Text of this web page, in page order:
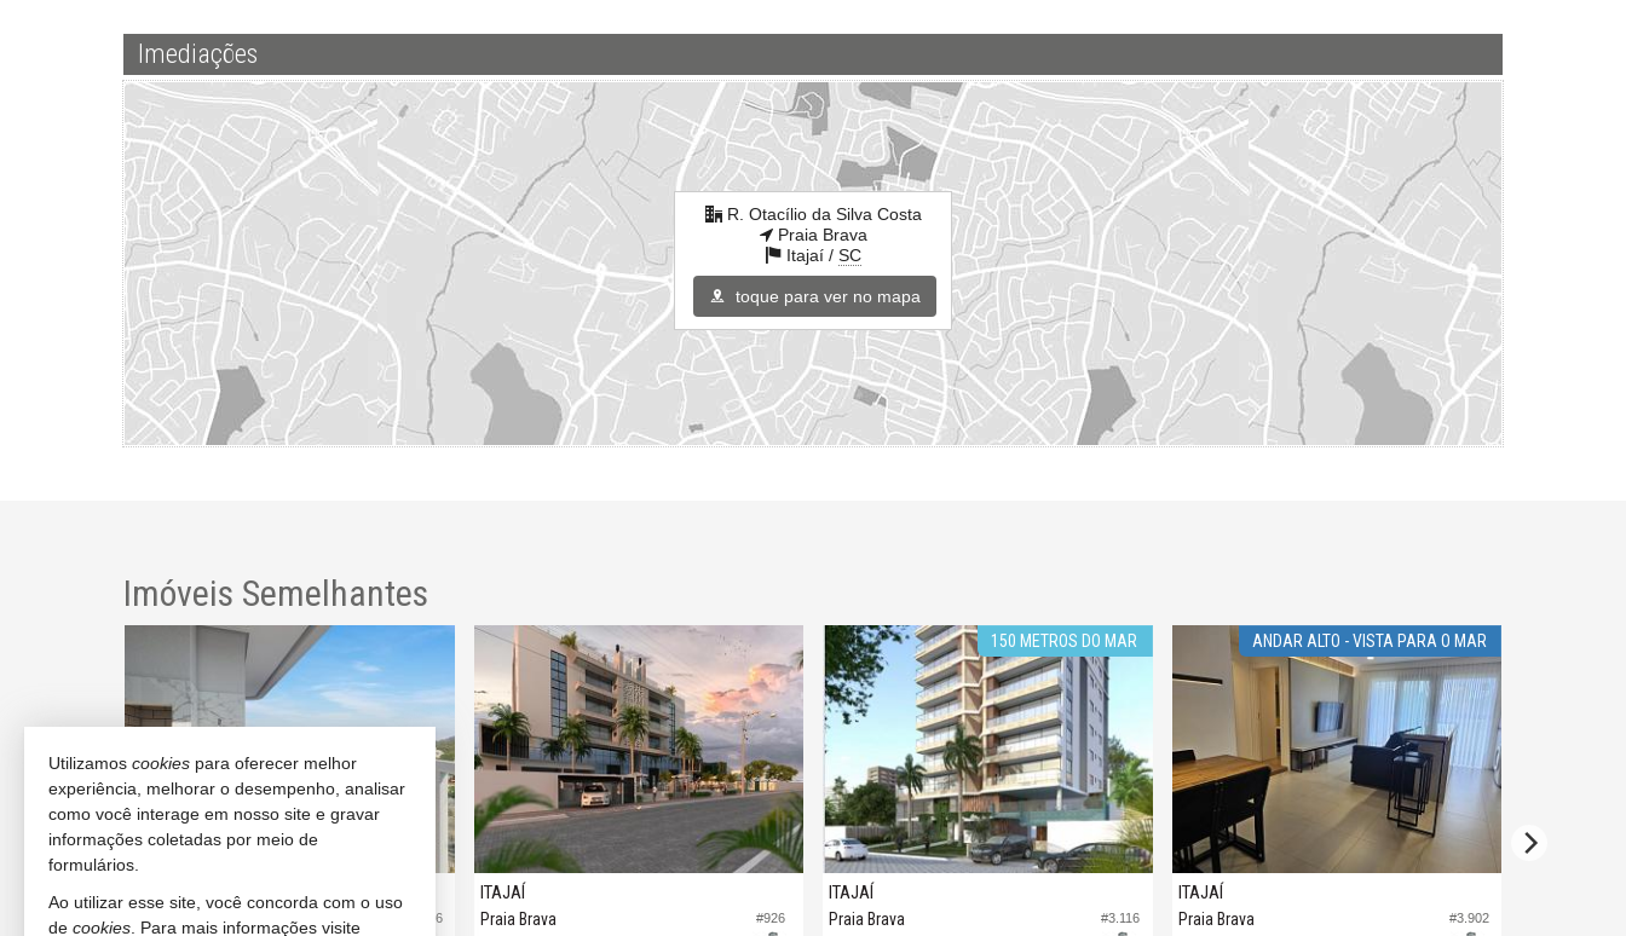
Imediações
R. Otacílio da Silva Costa
Praia Brava
Itajaí / SC
toque para ver no mapa
Imóveis Semelhantes
#1.636
Praia Brava #926
ITAJAÍ
Praia Brava
150 METROS DO MAR
#3.116
ITAJAÍ
Praia Brava
ANDAR ALTO - VISTA PARA O MAR
#3.902
ITAJAÍ
Praia Brava
Utilizamos cookies para oferecer melhor
experiência, melhorar o desempenho, analisar
como você interage em nosso site e gravar
informações coletadas por meio de
formulários.
Ao utilizar esse site, você concorda com o uso
de cookies . Para mais informações visite